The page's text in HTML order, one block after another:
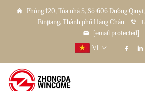
Phòng 120, Tòa nhà 5, Số 606 Đường
Binjiang, Thành phố Hàng Châu
[email protected]
VI